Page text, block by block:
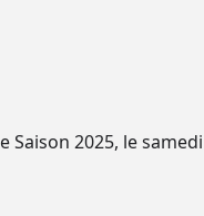
Saison 2025, le